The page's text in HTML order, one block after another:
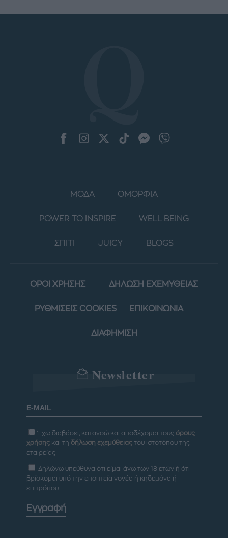
ΜΟΔΑ ΟΜΟΡΦΙΑ
POWER TO INSPIRE WELL BEING
ΣΠΙΤΙ JUICY BLOGS
ΟΡΟΙ ΧΡΗΣΗΣ ΔΗΛΩΣΗ ΕΧΕΜΥΘΕΙΑΣ
ΡΥΘΜΙΣΕΙΣ COOKIES ΕΠΙΚΟΙΝΩΝΙΑ
ΔΙΑΦΗΜΙΣΗ
Newsletter
Έχω διαβάσει, κατανοώ και αποδέχομαι τους όρους
χρήσης και τη δήλωση εχεμύθειας του ιστοτόπου της
εταιρείας
Δηλώνω υπεύθυνα ότι είμαι άνω των 18 ετών ή ότι
βρίσκομαι υπό την εποπτεία γονέα ή κηδεμόνα ή
επιτρόπου
Εγγραφή